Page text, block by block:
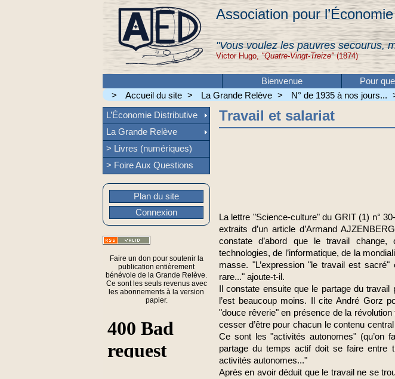
Association pour
"Vous voulez les pauvres secourus,
Victor Hugo, "Quatre-Vingt-Treize"(1874)
Bienvenue Pour
>
Accueil du site > La Grande Relève > N° de 1935 à nos jours...
Travail et salariat
La lettre "Science-culture" du GRIT (1) n°
extraits d’un article d’Armand
constate d’abord que le travail
technologies, de l’informatique, de la
masse. "L’expression "le travail est
rare..." ajoute-t-il.
Il constate ensuite que le partage du
l’est beaucoup moins. Il cite André Gorz
"douce rêverie" en présence de la
cesser d’être pour chacun le contenu
Ce sont les "activités autonomes" (qu’on
partage du temps actif doit se faire entre
activités autonomes..."
Après en avoir déduit que le travail ne se
L’Économie Distributive
La Grande Relève
> Livres (numériques)
> Foire Aux Questions
Plan du site
Connexion
Faire un don pour soutenir la
publication entièrement
bénévole de la Grande Relève.
Ce sont les seuls revenus avec
les abonnements à la version
papier.